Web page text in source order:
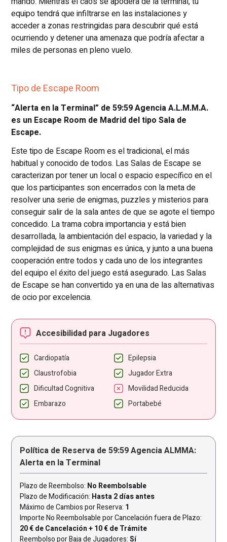
equipo tendrá que infiltrarse en las instalaciones y
acceder a zonas restringidas para descubrir qué está
ocurriendo y detener una amenaza que podría afectar a
miles de personas en pleno vuelo.
Tipo de Escape Room
“Alerta en la Terminal” de 59:59 Agencia A.L.M.M.A.
es un Escape Room de Madrid del tipo Sala de
Escape.
Este tipo de Escape Room es el tradicional, el más
habitual y conocido de todos. Las Salas de Escape se
caracterizan por tener un local o espacio específico en el
que los participantes son encerrados con la meta de
resolver una serie de enigmas, puzzles y misterios para
conseguir salir de la sala antes de que se agote el tiempo
concedido. La trama cobra importancia y está bien
desarrollada, la ambientación del espacio, la variedad y la
complejidad de sus enigmas es única, y junto a una buena
cooperación entre todos y cada uno de los integrantes
del equipo el éxito del juego está asegurado. Las Salas
de Escape se han convertido ya en una de las alternativas
de ocio por excelencia.
Accesibilidad para Jugadores
Cardiopatía
Epilepsia
Claustrofobia
Jugador Extra
Dificultad Cognitiva
Movilidad Reducida
Embarazo
Portabebé
Política de Reserva de 59:59 Agencia ALMMA:
Alerta en la Terminal
Plazo de Reembolso: No Reembolsable
Plazo de Modificación: Hasta 2 días antes
Máximo de Cambios por Reserva: 1
Importe No Reembolsable por Cancelación fuera de Plazo:
20 € de Cancelación + 10 € de Trámite
Reembolso por Baja de Jugadores: Sí